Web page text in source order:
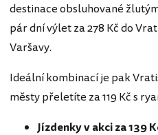
destinace obsluhované
pár dní výlet za 278 Kč do
Varšavy.
Ideální kombinací je pak
městy přeletíte za 119 Kč s
Jízdenky v akci za 139